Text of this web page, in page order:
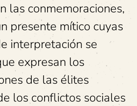
las conmemoraciones,
presente mítico cuyas
interpretación se
expresan los
de las élites
los conflictos sociales